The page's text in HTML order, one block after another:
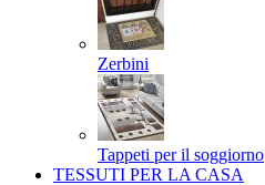
Zerbini
Tappeti per il soggiorno
TESSUTI PER LA CASA